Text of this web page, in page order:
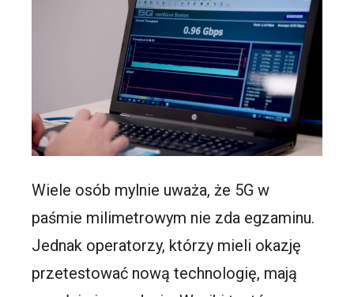
Wiele osób mylnie uważa, że 5G w
paśmie milimetrowym nie zda egzaminu.
Jednak operatorzy, którzy mieli okazję
przetestować nową technologię, mają